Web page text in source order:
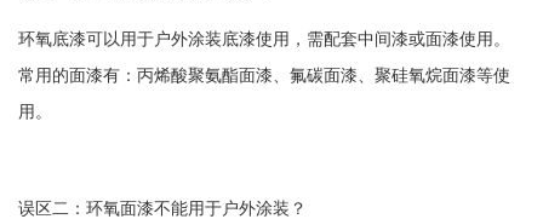
环氧底漆可以用于户外涂装底漆使用，需配套中间漆或面漆使用。
常用的面漆有：丙烯酸聚氨酯面漆、氟碳面漆、聚硅氧烷面漆等使
用。
误区二：环氧面漆不能用于户外涂装？